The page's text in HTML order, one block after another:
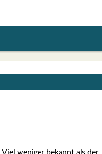
weni­ger bekannt als der